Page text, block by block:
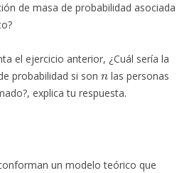
de masa de probabilidad asociada
el ejercicio anterior, ¿Cuál sería la
probabilidad si son
n
las personas
explica tu respuesta.
un modelo teórico que